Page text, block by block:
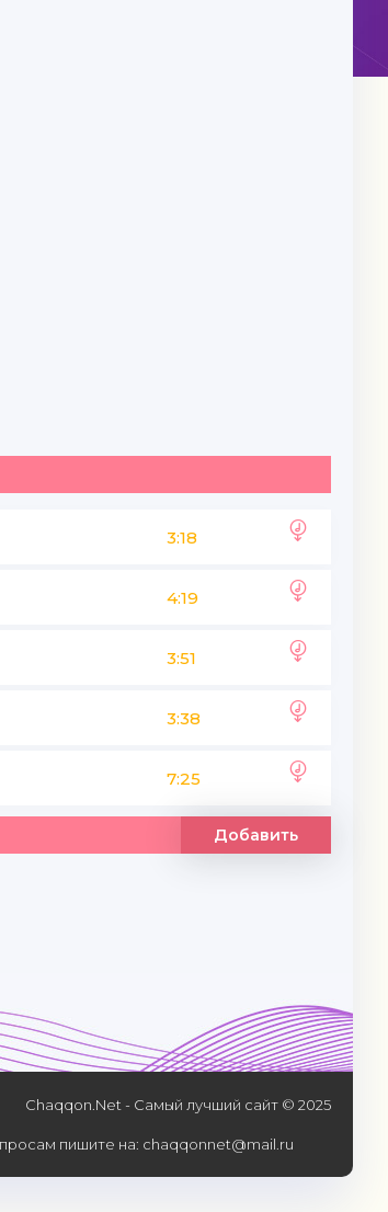
3:18
4:19
3:51
3:38
7:25
Добавить
Chaqqon.Net - Самый лучший сайт © 2025
пишите на: chaqqonnet@mail.ru